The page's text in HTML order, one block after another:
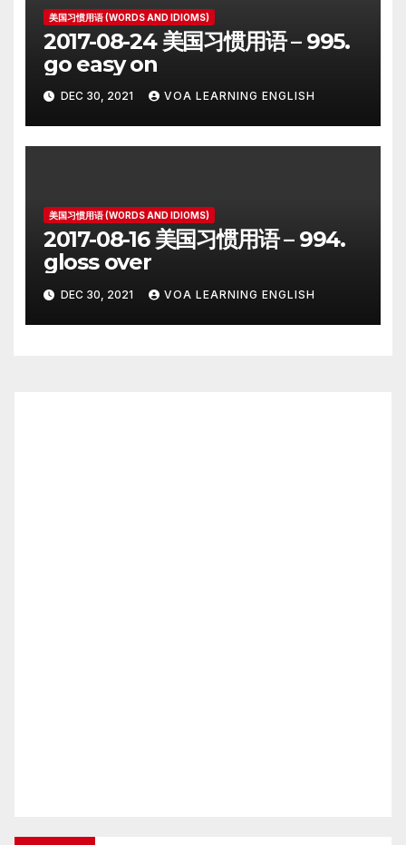
美国习惯用语 (WORDS AND IDIOMS)
2017-08-24 美国习惯用语 – 995.
go easy on
DEC 30, 2021 VOA LEARNING ENGLISH
美国习惯用语 (WORDS AND IDIOMS)
2017-08-16 美国习惯用语 – 994.
gloss over
DEC 30, 2021 VOA LEARNING ENGLISH